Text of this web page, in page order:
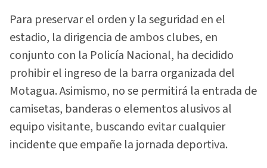
Para preservar el orden y la seguridad en el
estadio, la dirigencia de ambos clubes, en
conjunto con la Policía Nacional, ha decidido
prohibir el ingreso de la barra organizada del
Motagua. Asimismo, no se permitirá la entrada de
camisetas, banderas o elementos alusivos al
equipo visitante, buscando evitar cualquier
incidente que empañe la jornada deportiva.